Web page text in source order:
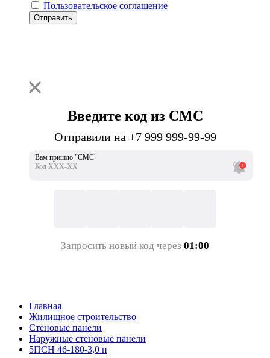
Пользовательское соглашение
Отправить
Введите код из СМС
Отправили на +7 999 999-99-99
Вам пришло "СМС"
Код ХХХ-ХХ
Запросить новый код через 01:00
Главная
Жилищное строительство
Стеновые панели
Наружные стеновые панели
5ПСН 46-180-3,0 п